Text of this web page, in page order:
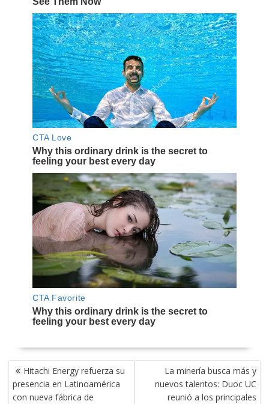
NAVEGACIÓN
DE
ENTRADAS
Hitachi Energy refuerza su
presencia en Latinoamérica
con nueva fábrica de
La minería busca más y
nuevos talentos: Duoc UC
reunió a los principales